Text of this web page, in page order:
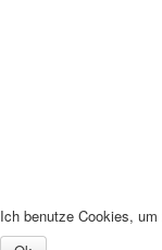
Ich benutze Cookies,